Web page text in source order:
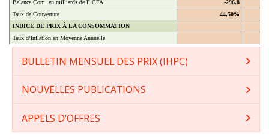
Taux de Couverture
44,50%
INDICE DE PRIX À LA CONSOMMATION
Taux d’Inflation en Moyenne Annuelle